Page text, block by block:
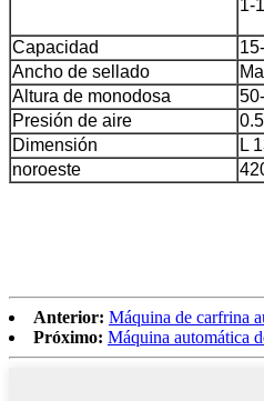
1-
Capacidad
Ancho de sellado
Altura de monodosa
Presión de aire
Dimensión
L
noroeste
Anterior: Máquina de carfrina
Próximo: Máquina automática